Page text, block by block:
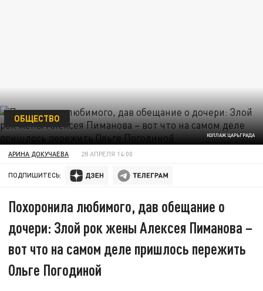
КОЛЛАЖ ЦАРЬГРАДА
ОБЩЕСТВО
АРИНА ДОКУЧАЕВА 28 АПРЕЛЯ 14:00
ПОДПИШИТЕСЬ:
Похоронила любимого, дав обещание о
дочери: Злой рок жены Алексея Пиманова –
вот что на самом деле пришлось пережить
Ольге Погодиной